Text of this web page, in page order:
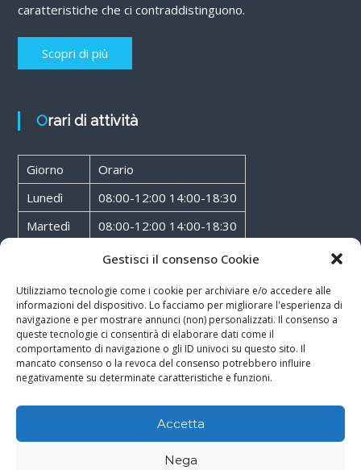
Gestisci il consenso Cookie
Utilizziamo tecnologie come i cookie per archiviare e/o accedere alle
informazioni del dispositivo. Lo facciamo per migliorare l'esperienza di
navigazione e per mostrare annunci (non) personalizzati. Il consenso a
queste tecnologie ci consentirà di elaborare dati come il
comportamento di navigazione o gli ID univoci su questo sito. Il
mancato consenso o la revoca del consenso potrebbero influire
negativamente su determinate caratteristiche e funzioni.
Accetta
Nega
caratteristiche che ci contraddistinguono.
Scopri di più
Orari di attività
Giorno
Orario
Lunedì
08:00-12:00 14:00-18:30
Martedì
08:00-12:00 14:00-18:30
08:00-12:00 14:00-18:30
Giovedì
08:00-12:00 14:00-18:30
Venerdì
08:00-12:00 14:00-18:30
Sabato
08:00-12:00
Rossoxweb